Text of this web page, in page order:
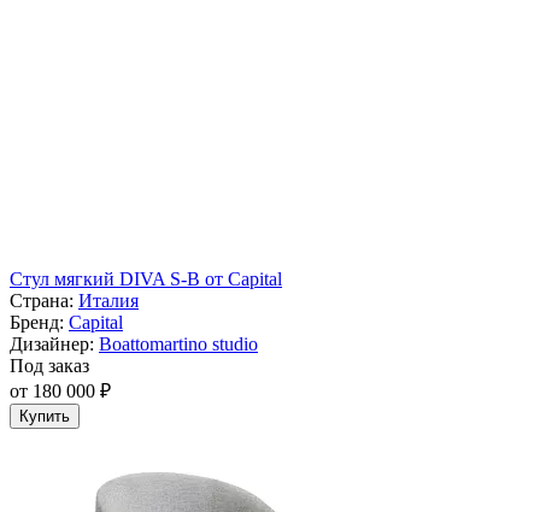
Стул мягкий DIVA S-B от Capital
Страна: Италия
Бренд: Capital
Дизайнер: Boattomartino studio
Под заказ
от 180 000 ₽
Купить